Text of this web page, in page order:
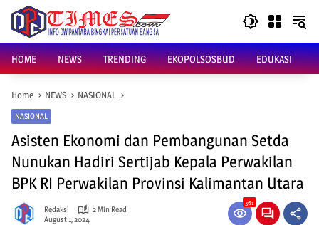
content
HOME
NEWS TRENDING EKOPOLSOSBUD EDUKASI
Home NEWS NASIONAL
NASIONAL
Asisten Ekonomi dan Pembangunan Setda
Nunukan Hadiri Sertijab Kepala Perwakilan
BPK RI Perwakilan Provinsi Kalimantan Utara
Redaksi
2 Min Read
August 1, 2024
361